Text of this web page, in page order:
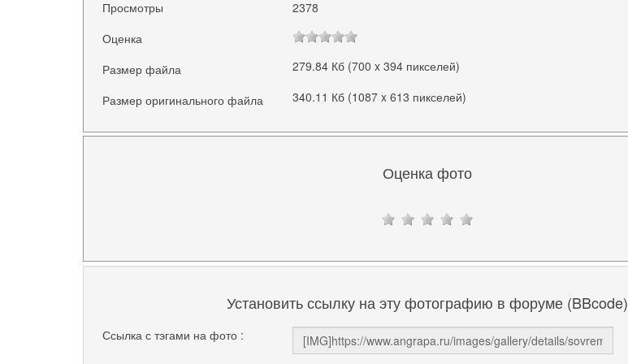
Просмотры
2378
Оценка
Размер файла
279.84 Кб (700 x 394 пикселей)
Размер оригинального файла 340.11 Кб (1087 x 613 пикселей)
Оценка фото
Установить ссылку на эту фотографию в форуме (BBcode)
Ссылка с тэгами на фото :